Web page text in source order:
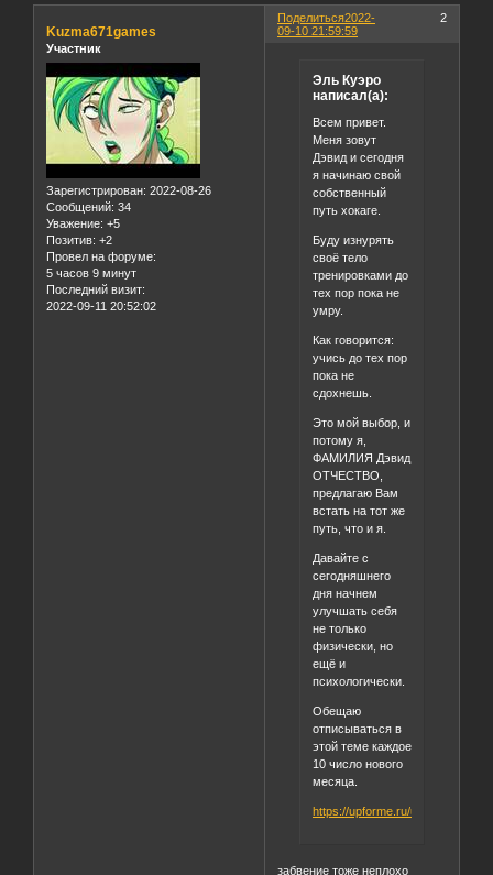
Поделиться 2
2022-
09-10 21:59:59
Kuzma671games
Участник
Зарегистрирован: 2022-08-26
Сообщений: 34
Уважение: +5
Позитив: +2
Провел на форуме:
5 часов 9 минут
Последний визит:
2022-09-11 20:52:02
Эль Куэро
написал(а):
Всем привет.
Меня зовут
Дэвид и сегодня
я начинаю свой
собственный
путь хокаге.
Буду изнурять
своё тело
тренировками до
тех пор пока не
умру.
Как говорится:
учись до тех пор
пока не
сдохнешь.
Это мой выбор, и
потому я,
ФАМИЛИЯ Дэвид
ОТЧЕСТВО,
предлагаю Вам
встать на тот же
путь, что и я.
Давайте с
сегодняшнего
дня начнем
улучшать себя
не только
физически, но
ещё и
психологически.
Обещаю
отписываться в
этой теме каждое
10 число нового
месяца.
https://upforme.ru/uploads/001b/
забвение тоже неплохо